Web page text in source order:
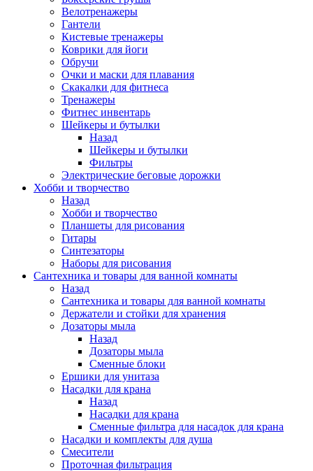
Велотренажеры
Гантели
Кистевые тренажеры
Коврики для йоги
Обручи
Очки и маски для плавания
Скакалки для фитнеса
Тренажеры
Фитнес инвентарь
Шейкеры и бутылки
Назад
Шейкеры и бутылки
Фильтры
Электрические беговые дорожки
Хобби и творчество
Назад
Хобби и творчество
Планшеты для рисования
Гитары
Синтезаторы
Наборы для рисования
Сантехника и товары для ванной комнаты
Назад
Сантехника и товары для ванной комнаты
Держатели и стойки для хранения
Дозаторы мыла
Назад
Дозаторы мыла
Сменные блоки
Ершики для унитаза
Насадки для крана
Назад
Насадки для крана
Сменные фильтра для насадок для крана
Насадки и комплекты для душа
Смесители
Проточная фильтрация